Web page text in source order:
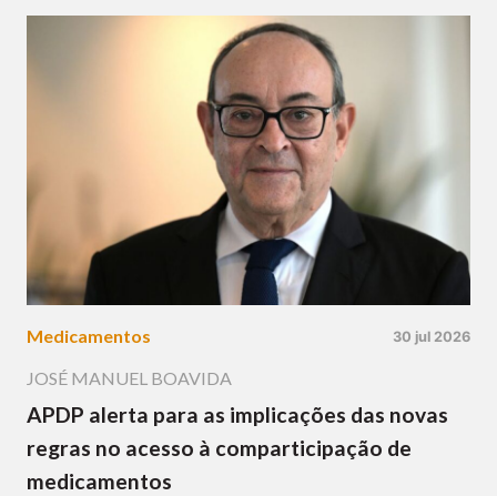
Medicamentos 30 jul 2026
JOSÉ MANUEL BOAVIDA
APDP alerta para as implicações das novas
regras no acesso à comparticipação de
medicamentos